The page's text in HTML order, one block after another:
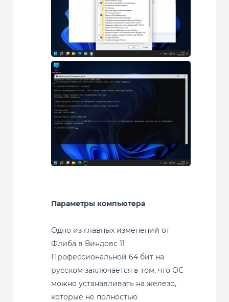
Параметры компьютера
Одно из главных изменений от
Флиба в Виндовс 11
Профессиональной 64 бит на
русском заключается в том, что ОС
можно устанавливать на железо,
которые не полностью